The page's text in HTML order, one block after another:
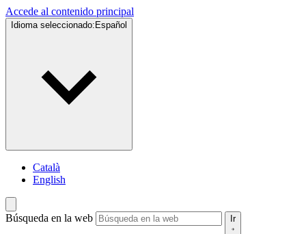
Accede al contenido principal
Idioma seleccionado: Español
Català
English
Búsqueda en la web Ir